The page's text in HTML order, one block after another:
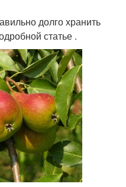
долго хранить
статье .